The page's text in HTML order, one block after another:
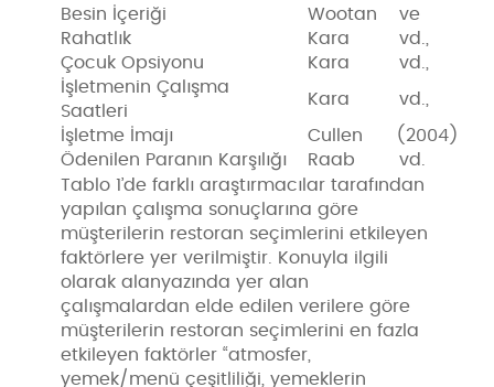
Besin İçeriği
Wootan ve
Rahatlık
Kara vd.,
Çocuk Opsiyonu
Kara vd.,
İşletmenin Çalışma
Saatleri
Kara vd.,
İşletme İmajı
Cullen (2004)
Ödenilen Paranın Karşılığı
Raab vd.
Tablo 1’de farklı araştırmacılar tarafından
yapılan çalışma sonuçlarına göre
müşterilerin restoran seçimlerini etkileyen
faktörlere yer verilmiştir. Konuyla ilgili
olarak alanyazında yer alan
çalışmalardan elde edilen verilere göre
müşterilerin restoran seçimlerini en fazla
etkileyen faktörler “atmosfer,
yemek/menü çeşitliliği, yemeklerin